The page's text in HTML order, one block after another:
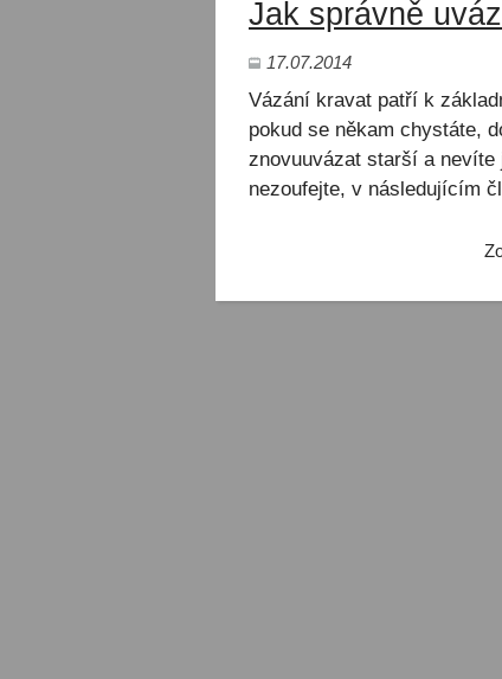
Jak správně
17.07.2014
Vázání kravat patří k
pokud se někam chystáte,
znovuuvázat starší a nevíte
nezoufejte, v následujícím